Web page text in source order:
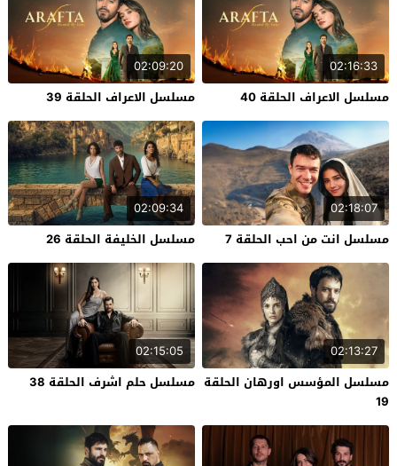
02:16:33
مسلسل الاعراف الحلقة 40
02:09:20
مسلسل الاعراف الحلقة 39
02:18:07
مسلسل انت من احب الحلقة 7
02:09:34
مسلسل الخليفة الحلقة 26
02:13:27
مسلسل المؤسس اورهان الحلقة
19
02:15:05
مسلسل حلم اشرف الحلقة 38